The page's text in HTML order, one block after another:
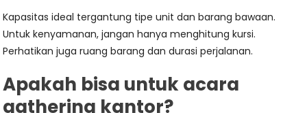
Kapasitas ideal tergantung tipe unit dan barang bawaan.
Untuk kenyamanan, jangan hanya menghitung kursi.
Perhatikan juga ruang barang dan durasi perjalanan.
Apakah bisa untuk acara
gathering kantor?